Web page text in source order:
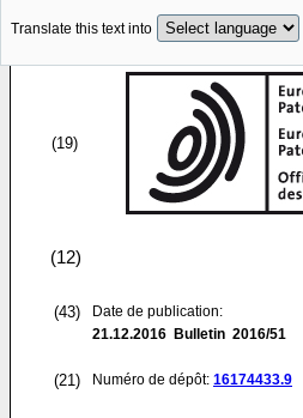
Translate this text into
(19)
(12)
(43)
Date de publication:
21.12.2016 Bulletin 2016/51
(21) Numéro de dépôt: 16174433.9